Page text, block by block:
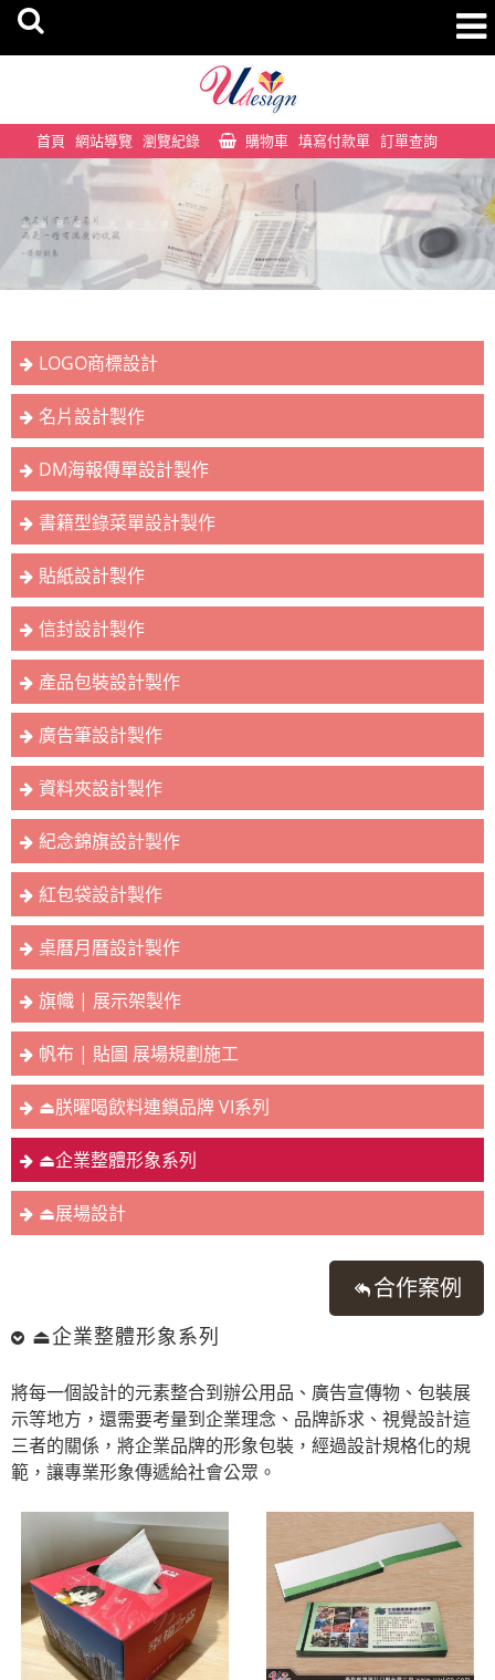
首頁 網站導覽 瀏覽紀錄 購物車 填寫付款單 訂單查詢
LOGO商標設計
名片設計製作
DM海報傳單設計製作
書籍型錄菜單設計製作
貼紙設計製作
信封設計製作
產品包裝設計製作
廣告筆設計製作
資料夾設計製作
紀念錦旗設計製作
紅包袋設計製作
桌曆月曆設計製作
旗幟 | 展示架製作
帆布 | 貼圖 展場規劃施工
⏏︎朕曜喝飲料連鎖品牌 VI系列
⏏︎企業整體形象系列
⏏︎展場設計
合作案例
⏏︎企業整體形象系列
將每一個設計的元素整合到辦公用品、廣告宣傳物、包裝展
示等地方，還需要考量到企業理念、品牌訴求、視覺設計這
三者的關係，將企業品牌的形象包裝，經過設計規格化的規
範，讓專業形象傳遞給社會公眾。